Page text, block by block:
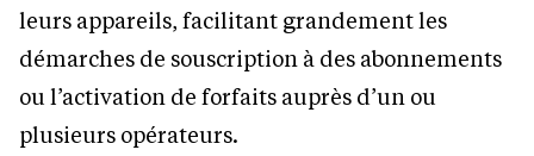
leurs appareils, facilitant grandement les
démarches de souscription à des abonnements
ou l’activation de forfaits auprès d’un ou
plusieurs opérateurs.